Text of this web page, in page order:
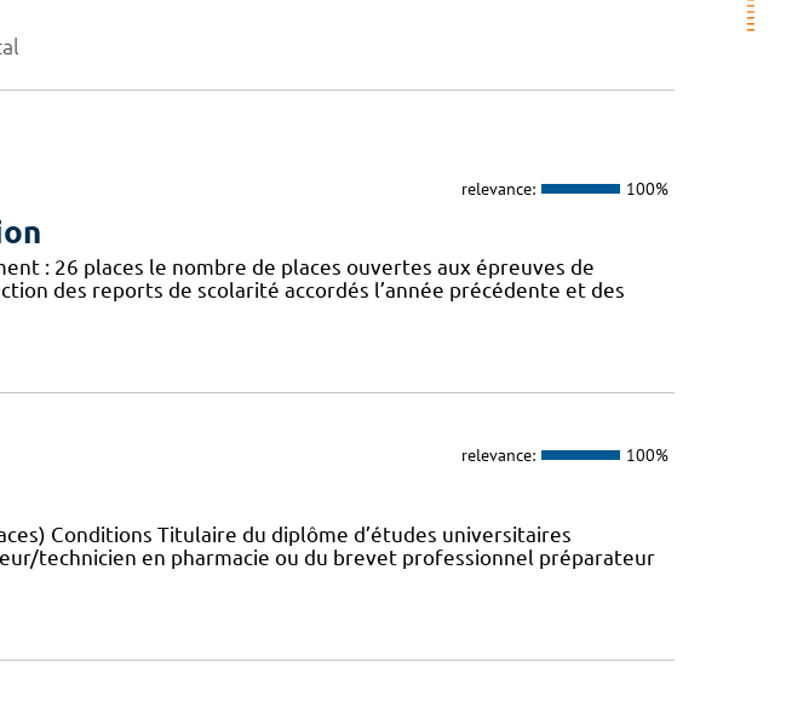
relevance: 100%
: 26 places le nombre de places ouvertes aux épreuves de
des reports de scolarité accordés l’année précédente et des
relevance: 100%
Conditions Titulaire du diplôme d’études universitaires
technicien en pharmacie ou du brevet professionnel préparateur